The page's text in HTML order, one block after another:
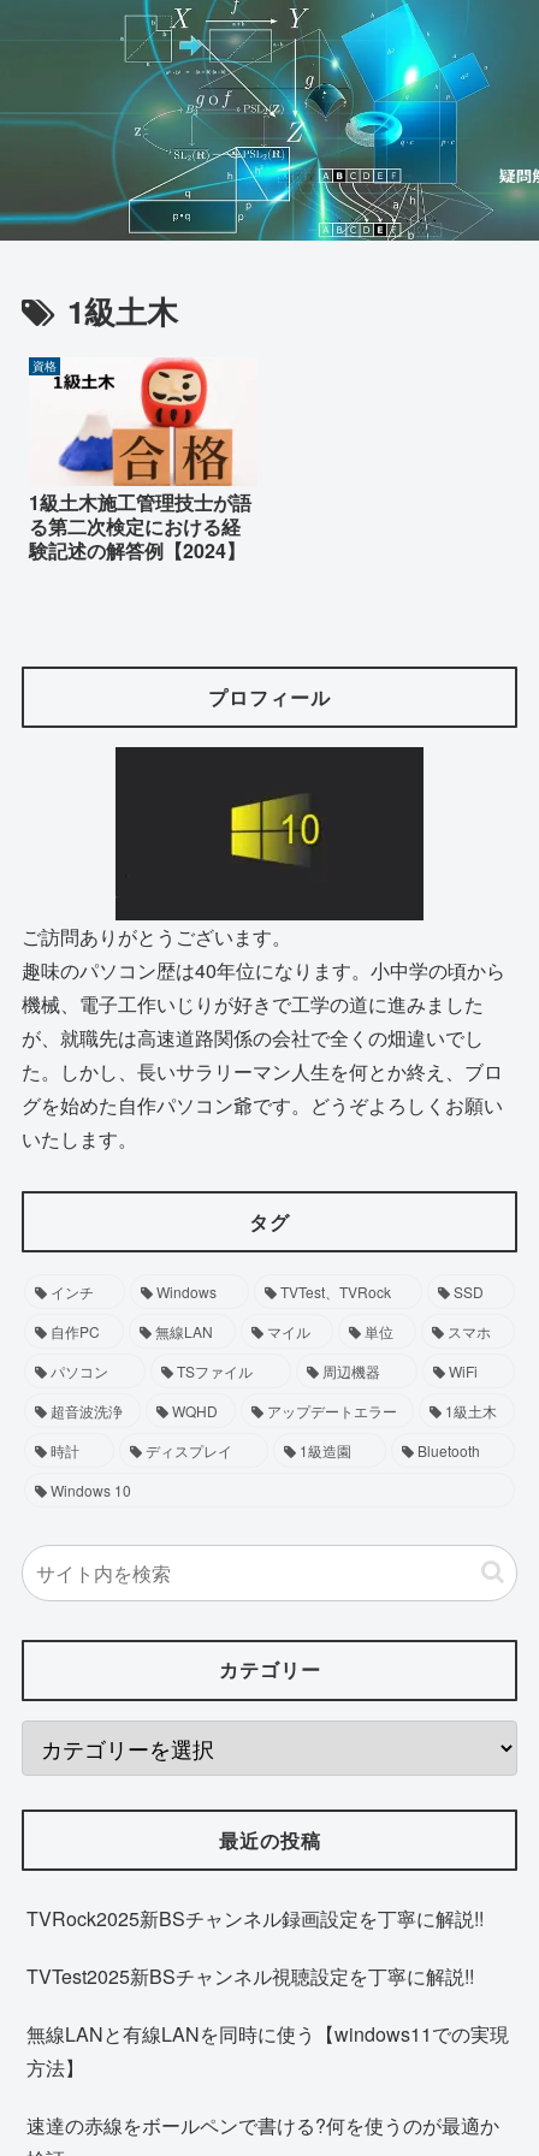
1級土木
資格
1級土木施工管理技士が語
る第二次検定における経
験記述の解答例【2024】
プロフィール
ご訪問ありがとうございます。
趣味のパソコン歴は40年位になります。小中学の頃から
機械、電子工作いじりが好きで工学の道に進みました
が、就職先は高速道路関係の会社で全くの畑違いでし
た。しかし、長いサラリーマン人生を何とか終え、ブロ
グを始めた自作パソコン爺です。どうぞよろしくお願い
いたします。
タグ
インチ Windows TVTest、TVRock
SSD
自作PC
無線LAN マイル 単位
スマホ
パソコン
TSファイル 周辺機器
WiFi
超音波洗浄
WQHD アップデートエラー
1級土木
時計
ディスプレイ 1級造園
Bluetooth
Windows 10
カテゴリー
最近の投稿
TVRock2025新BSチャンネル録画設定を丁寧に解説!!
TVTest2025新BSチャンネル視聴設定を丁寧に解説!!
無線LANと有線LANを同時に使う【windows11での実現
方法】
速達の赤線をボールペンで書ける?何を使うのが最適か